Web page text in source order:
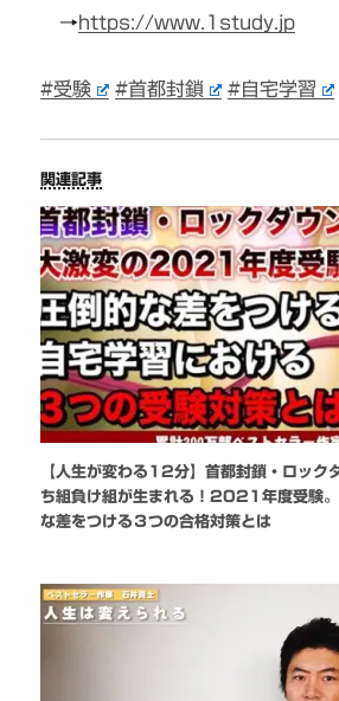
→https://www.1study.jp
#受験 #首都封鎖 #自宅学習
関連記事
【人生が変わる12分】首都封鎖・ロック
ち組負け組が生まれる！2021年度受験。
な差をつける３つの合格対策とは